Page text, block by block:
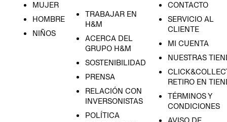
MUJER
HOMBRE
NIÑOS
TRABAJAR EN
H&M
ACERCA DEL
GRUPO H&M
SOSTENIBILIDAD
PRENSA
RELACIÓN CON
INVERSONISTAS
POLÍTICA
CONTACTO
SERVICIO AL
CLIENTE
MI CUENTA
NUESTRAS
RETIRO EN
TÉRMINOS Y
CONDICIONES